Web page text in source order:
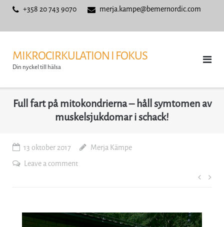
+358 20 743 9070 merja.kampe@bemernordic.com
MIKROCIRKULATION I FOKUS
Din nyckel till hälsa
Full fart på mitokondrierna – håll symtomen av
muskelsjukdomar i schack!
13 oktober 2017
Merja Kämpe
Leave a comment